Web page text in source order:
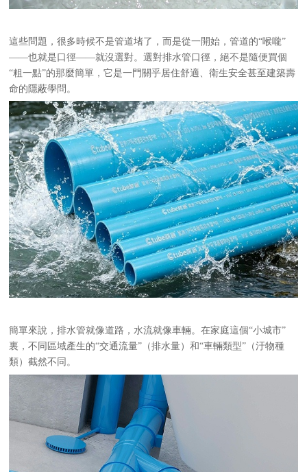
這些問題，很多時候不是管道堵了，而是從一開始，管道的“喉嚨”
——也就是口徑——就沒選對。選對排水管口徑，絕不是隨便買個
“粗一點”的那麼簡單，它是一門關乎居住舒適、衛生安全甚至建築壽
命的隱蔽學問。
簡單來說，排水管就像道路，水流就像車輛。在家庭這個“小城市”
裏，不同區域產生的“交通流量”（排水量）和“車輛類型”（汙物種
類）截然不同。